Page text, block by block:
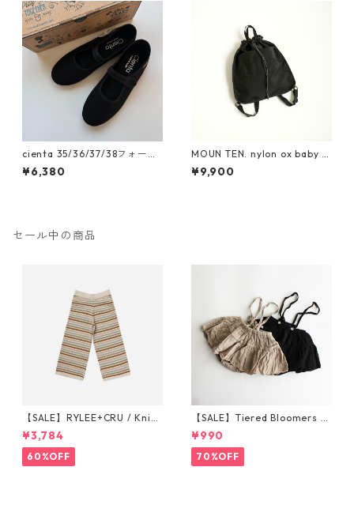
cienta 35/36/37/38フォーマ
ルストラップシューズ ブラ
ックNEGRO
¥6,380
MOUN TEN. nylon ox baby k
napsack [MA71-0215a]
¥9,900
セール中の商品
【SALE】RYLEE+CRU / Knit
Wide Leg Pant || Honeycom
b Strip 6-7/8-9/10-12y
¥3,784
60%OFF
【SALE】Tiered Bloomers 7
0-80cm (グレージュ／ブラッ
ク) ※1点までメール便可
¥990
70%OFF